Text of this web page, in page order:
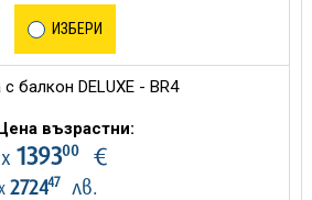
ИЗБЕРИ
балкон DELUXE - BR4
възрастни:
х 139300€
272447лв.